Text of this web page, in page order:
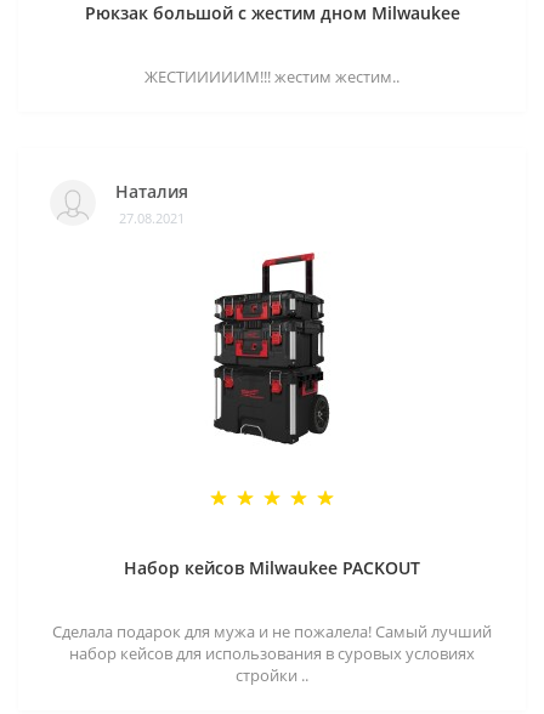
Рюкзак большой с жестим дном Milwaukee
ЖЕСТИИИИИМ!!! жестим жестим..
Наталия
27.08.2021
Набор кейсов Milwaukee PACKOUT
Сделала подарок для мужа и не пожалела! Самый лучший
набор кейсов для использования в суровых условиях
стройки ..